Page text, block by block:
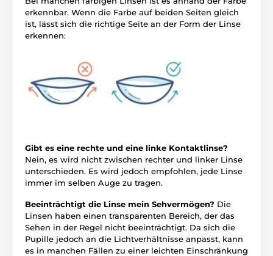
erkennbar. Wenn die Farbe auf beiden Seiten gleich
ist, lässt sich die richtige Seite an der Form der Linse
erkennen:
Gibt es eine rechte und eine linke Kontaktlinse?
Nein, es wird nicht zwischen rechter und linker Linse
unterschieden. Es wird jedoch empfohlen, jede Linse
immer im selben Auge zu tragen.
Beeinträchtigt die Linse mein Sehvermögen? Die
Linsen haben einen transparenten Bereich, der das
Sehen in der Regel nicht beeinträchtigt. Da sich die
Pupille jedoch an die Lichtverhältnisse anpasst, kann
es in manchen Fällen zu einer leichten Einschränkung